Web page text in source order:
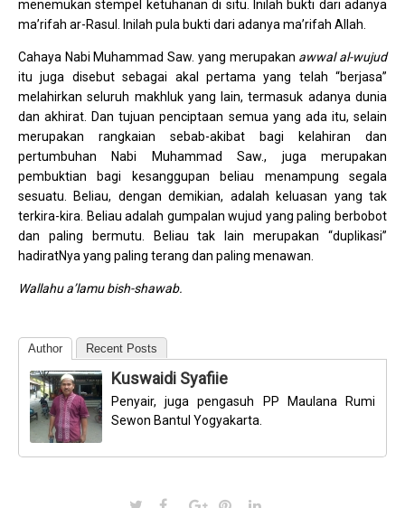
menemukan stempel ketuhanan di situ. Inilah bukti dari adanya
ma’rifah ar-Rasul. Inilah pula bukti dari adanya ma’rifah Allah.
Cahaya Nabi Muhammad Saw. yang merupakan awwal al-wujud
itu juga disebut sebagai akal pertama yang telah “berjasa”
melahirkan seluruh makhluk yang lain, termasuk adanya dunia
dan akhirat. Dan tujuan penciptaan semua yang ada itu, selain
merupakan rangkaian sebab-akibat bagi kelahiran dan
pertumbuhan Nabi Muhammad Saw., juga merupakan
pembuktian bagi kesanggupan beliau menampung segala
sesuatu. Beliau, dengan demikian, adalah keluasan yang tak
terkira-kira. Beliau adalah gumpalan wujud yang paling berbobot
dan paling bermutu. Beliau tak lain merupakan “duplikasi”
hadiratNya yang paling terang dan paling menawan.
Wallahu a’lamu bish-shawab.
Author Recent Posts
Kuswaidi Syafiie
Penyair, juga pengasuh PP Maulana Rumi
Sewon Bantul Yogyakarta.